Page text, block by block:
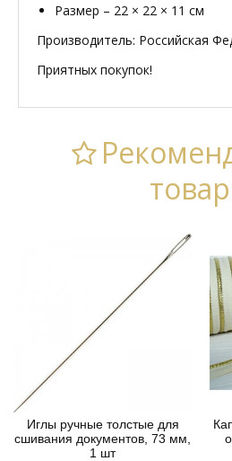
Размер – 22 × 22 × 11 см
Производитель: Российская
Приятных покупок!
Иглы ручные толстые для
сшивания документов, 73 мм,
1 шт